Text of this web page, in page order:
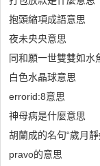
抱頭縮項成語意思
夜未央央意思
同和願一世雙雙如水
白色水晶球意思
errorid:8意思
神母病是什麼意思
胡蘭成的名句“歲月
pravo的意思